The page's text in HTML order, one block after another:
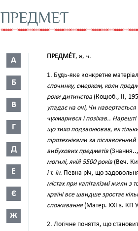
ПРЕДМЕТ
А
Б
В
Г
Д
Е
Є
Ж
ПРЕДМЕ́Т, а, ч.
1. Будь-яке конкретне
спочинку, смерком, коли
роки дитинства (Коцюб., II,
упадає на очі, Чи
чухмарився і позіхав..
що тихо подзвонював, як
піротехніками за
вибухових предметів
могилі, якій 5500 років (Веч.
і т. ін. Певна річ, що
містах при капіталізмі жили
країні все швидше зростає
споживання (Матер. XXI з. КП
2. Логічне поняття, що